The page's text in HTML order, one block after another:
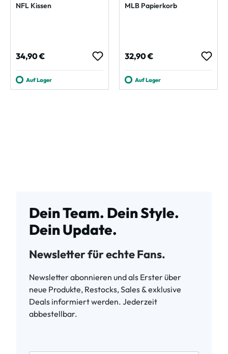
NFL Kissen
Regulärer Preis:
34,90 €
Auf Lager
MLB Papierkorb
Regulärer Preis:
32,90 €
Auf Lager
Dein Team. Dein Style.
Dein Update.
Newsletter für echte Fans.
Newsletter abonnieren und als Erster über
neue Produkte, Restocks, Sales & exklusive
Deals informiert werden. Jederzeit
abbestellbar.